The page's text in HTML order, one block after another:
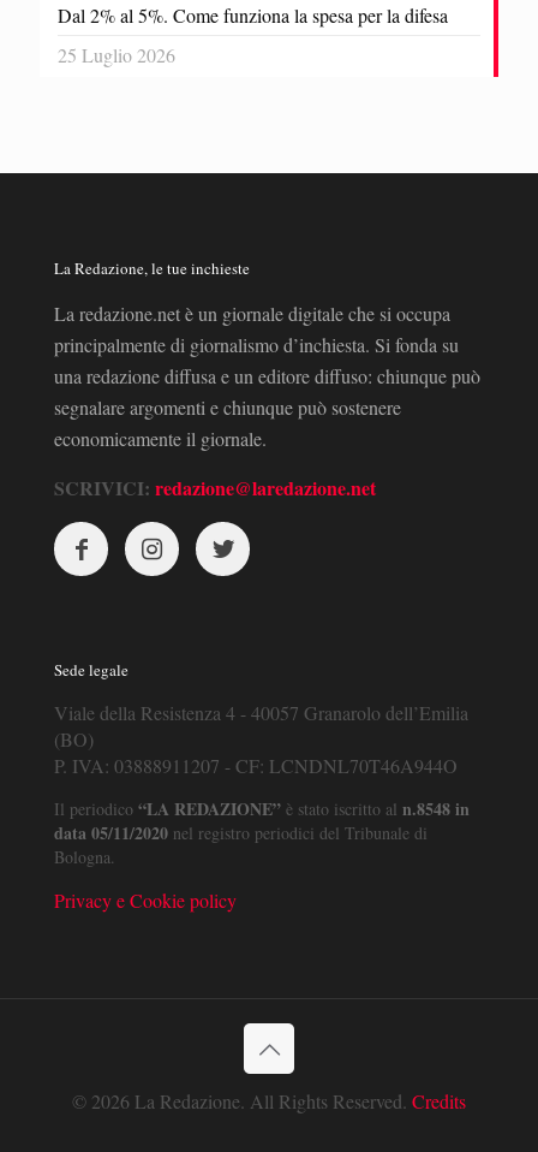
Dal 2% al 5%. Come funziona la spesa per la difesa
25 Luglio 2026
La Redazione, le tue inchieste
La redazione.net è un giornale digitale che si occupa
principalmente di giornalismo d’inchiesta. Si fonda su
una redazione diffusa e un editore diffuso: chiunque può
segnalare argomenti e chiunque può sostenere
economicamente il giornale.
SCRIVICI: redazione@laredazione.net
Sede legale
Viale della Resistenza 4 - 40057 Granarolo dell’Emilia
(BO)
P. IVA: 03888911207 - CF: LCNDNL70T46A944O
Il periodico “LA REDAZIONE” è stato iscritto al n.8548 in
data 05/11/2020 nel registro periodici del Tribunale di
Bologna.
Privacy e Cookie policy
© 2026 La Redazione. All Rights Reserved. Credits